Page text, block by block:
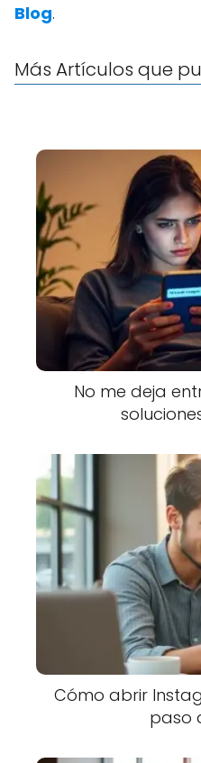
Blog.
Más Artículos que
No me deja
Cómo abrir
paso